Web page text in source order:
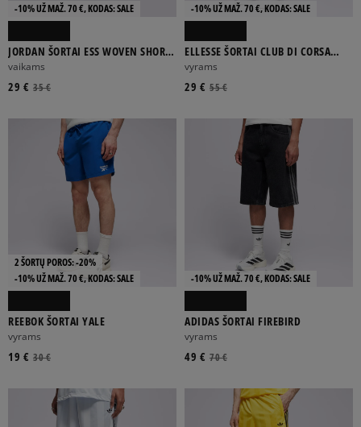
-10% UŽ MAŽ. 70 €, KODAS: SALE
JORDAN ŠORTAI ESS WOVEN SHORT
GIRL
vaikams
35 €
29 €
-10% UŽ MAŽ. 70 €, KODAS: SALE
ELLESSE ŠORTAI CLUB DI CORSA
SHORT
vyrams
55 €
29 €
2 ŠORTŲ POROS: -20%
-10% UŽ MAŽ. 70 €, KODAS: SALE
REEBOK ŠORTAI YALE
vyrams
30 €
19 €
-10% UŽ MAŽ. 70 €, KODAS: SALE
ADIDAS ŠORTAI FIREBIRD
vyrams
70 €
49 €